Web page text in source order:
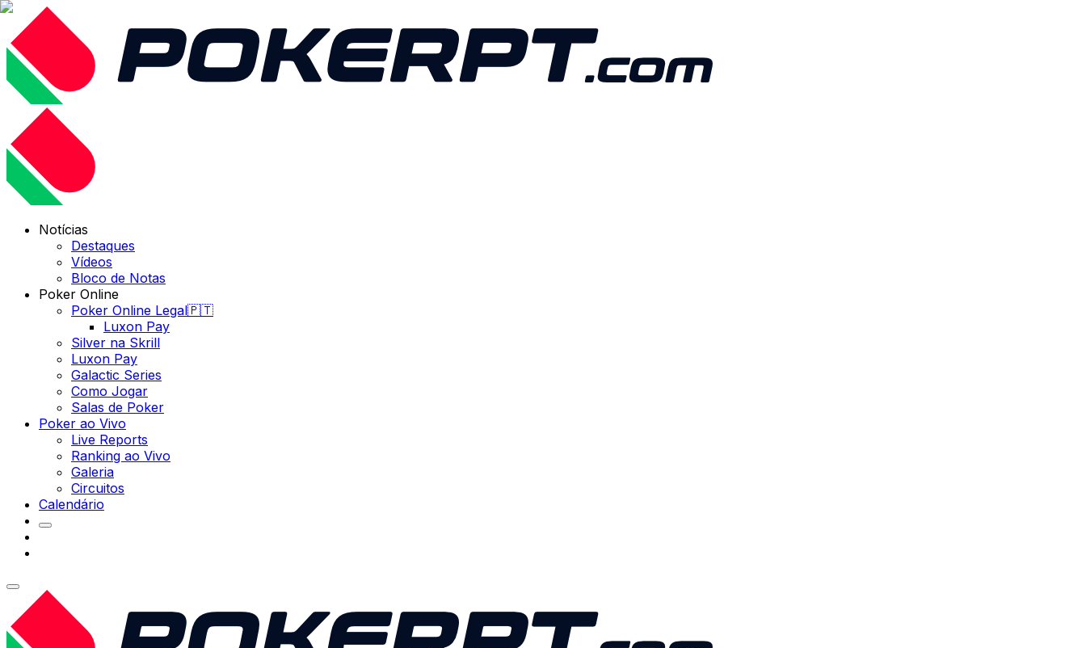
Notícias
Destaques
Vídeos
Bloco de Notas
Poker Online
Poker Online Legal🇵🇹
Luxon Pay
Silver na Skrill
Luxon Pay
Galactic Series
Como Jogar
Salas de Poker
Poker ao Vivo
Live Reports
Ranking ao Vivo
Galeria
Circuitos
Calendário